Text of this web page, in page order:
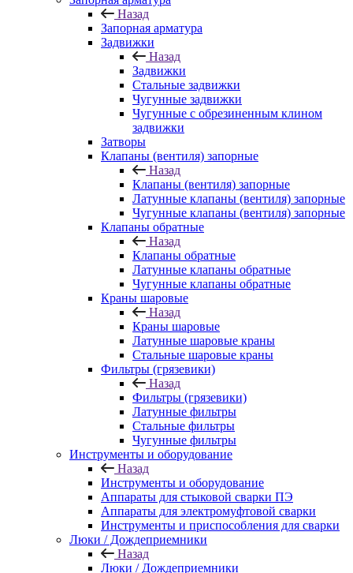
Назад
Запорная арматура
Задвижки
Назад
Задвижки
Стальные задвижки
Чугунные задвижки
Чугунные с обрезиненным клином
задвижки
Затворы
Клапаны (вентиля) запорные
Назад
Клапаны (вентиля) запорные
Латунные клапаны (вентиля) запорные
Чугунные клапаны (вентиля) запорные
Клапаны обратные
Назад
Клапаны обратные
Латунные клапаны обратные
Чугунные клапаны обратные
Краны шаровые
Назад
Краны шаровые
Латунные шаровые краны
Стальные шаровые краны
Фильтры (грязевики)
Назад
Фильтры (грязевики)
Латунные фильтры
Стальные фильтры
Чугунные фильтры
Инструменты и оборудование
Назад
Инструменты и оборудование
Аппараты для стыковой сварки ПЭ
Аппараты для электромуфтовой сварки
Инструменты и приспособления для сварки
Люки / Дождеприемники
Назад
Люки / Дождеприемники